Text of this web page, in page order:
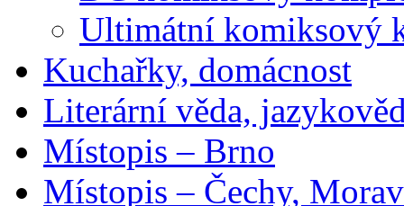
Ultimátní komiksový
Kuchařky, domácnost
Literární věda,
Místopis – Brno
Místopis – Čechy,